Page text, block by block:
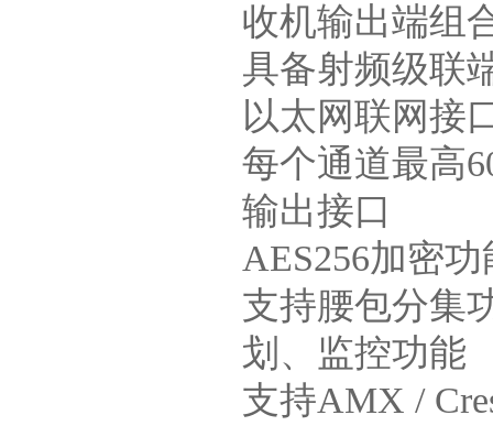
收机输出端组
具备射频级联
以太网联网接
每个通道最高
输出接口
AES256加密
支持腰包分集
划、监控功能
支持AMX /